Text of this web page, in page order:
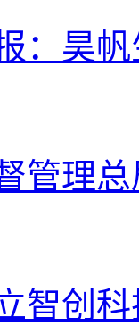
：昊
管理
智创